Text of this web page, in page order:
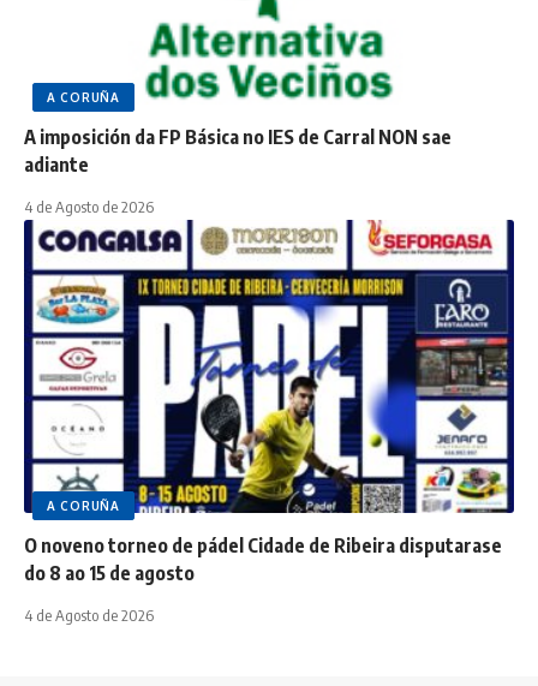
A CORUÑA
A imposición da FP Básica no IES de Carral NON sae
adiante
4 de Agosto de 2026
A CORUÑA
O noveno torneo de pádel Cidade de Ribeira disputarase
do 8 ao 15 de agosto
4 de Agosto de 2026